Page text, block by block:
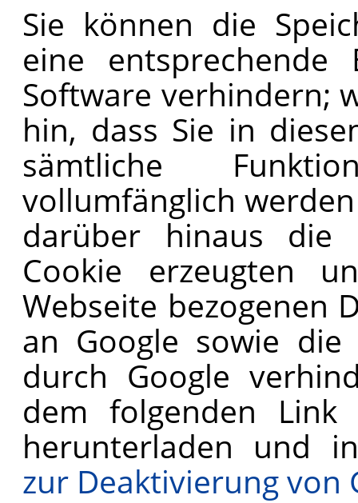
Sie können die
eine entsprechende
Software verhindern;
hin, dass Sie in
sämtliche
vollumfänglich
darüber hinaus die
Cookie erzeugten
Webseite bezogenen
an Google sowie die
durch Google
dem folgenden Link
herunterladen und
zur Deaktivierung von